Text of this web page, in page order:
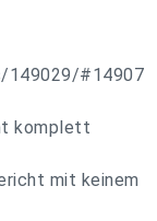
149029/#14907
komplett
mit keinem